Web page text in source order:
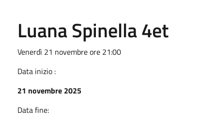
Luana Spinella 4et
Venerdì 21 novembre ore 21:00
Data inizio :
21 novembre 2025
Data fine: